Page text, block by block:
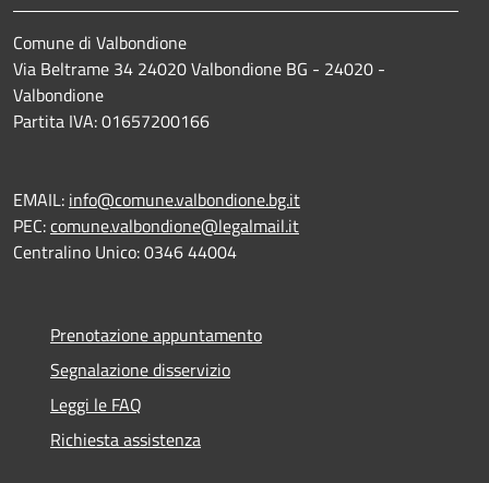
Comune di Valbondione
Via Beltrame 34 24020 Valbondione BG - 24020 -
Valbondione
Partita IVA: 01657200166
EMAIL: info@comune.valbondione.bg.it
PEC:comune.valbondione@legalmail.it
Centralino Unico: 0346 44004
Prenotazione appuntamento
Segnalazione disservizio
Leggi le FAQ
Richiesta assistenza